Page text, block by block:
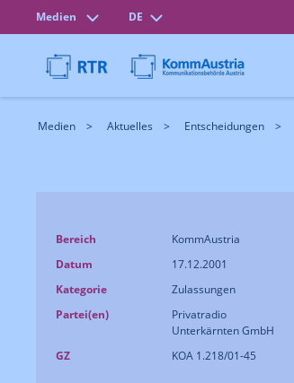
Medien DE
Medien Aktuelles Entscheidungen
Bereich
KommAustria
Datum
17.12.2001
Kategorie
Zulassungen
Partei(en)
Privatradio
Unterkärnten GmbH
GZ
KOA 1.218/01-45